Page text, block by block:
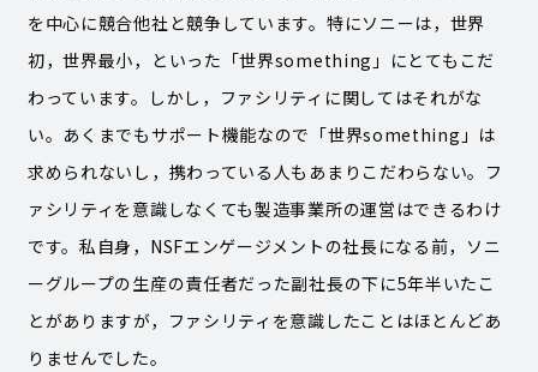
を中心に競合他社と競争しています。特にソニーは，世界
初，世界最小，といった「世界something」にとてもこだ
わっています。しかし，ファシリティに関してはそれがな
い。あくまでもサポート機能なので「世界something」は
求められないし，携わっている人もあまりこだわらない。フ
ァシリティを意識しなくても製造事業所の運営はできるわけ
です。私自身，NSFエンゲージメントの社長になる前，ソニ
ーグループの生産の責任者だった副社長の下に5年半いたこ
とがありますが，ファシリティを意識したことはほとんどあ
りませんでした。